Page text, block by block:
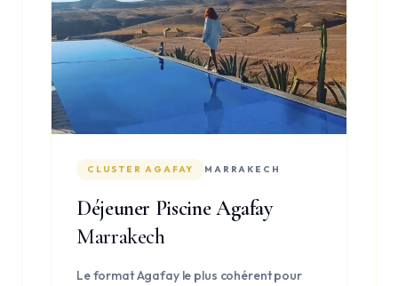
CLUSTER AGAFAY MARRAKECH
Déjeuner Piscine Agafay
Marrakech
Le format Agafay le plus cohérent pour